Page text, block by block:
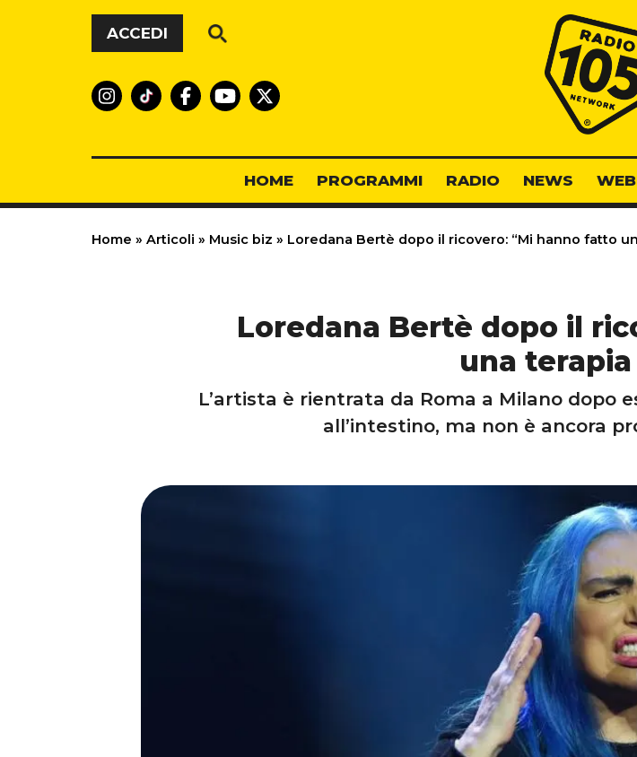
Vai al contenuto
ACCEDI
HOME PROGRAMMI RADIO NEWS
Home » Articoli » Music biz » Loredana Bertè dopo il ricovero: “Mi hanno fatto
Loredana Bertè dopo il
una terapia
L’artista è rientrata da Roma a Milano dopo
all’intestino, ma non è ancora